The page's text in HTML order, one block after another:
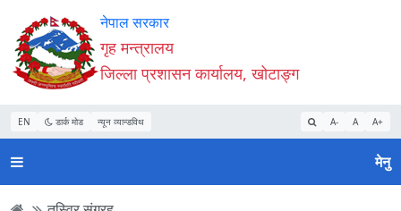
Accessibility
Mode
सुरु
गर्नुहोस्
सामाग्री
पढ्नुहाेस्
नेभिगेसन
पढ्नुहाेस्
वेबसाइट
खोजमा
जानुहोस्
नेपाल सरकार
गृह मन्त्रालय
जिल्ला प्रशासन कार्यालय, खोटाङ्ग
EN डार्क मोड न्यून व्यान्डविथ A- A A+
मेनु